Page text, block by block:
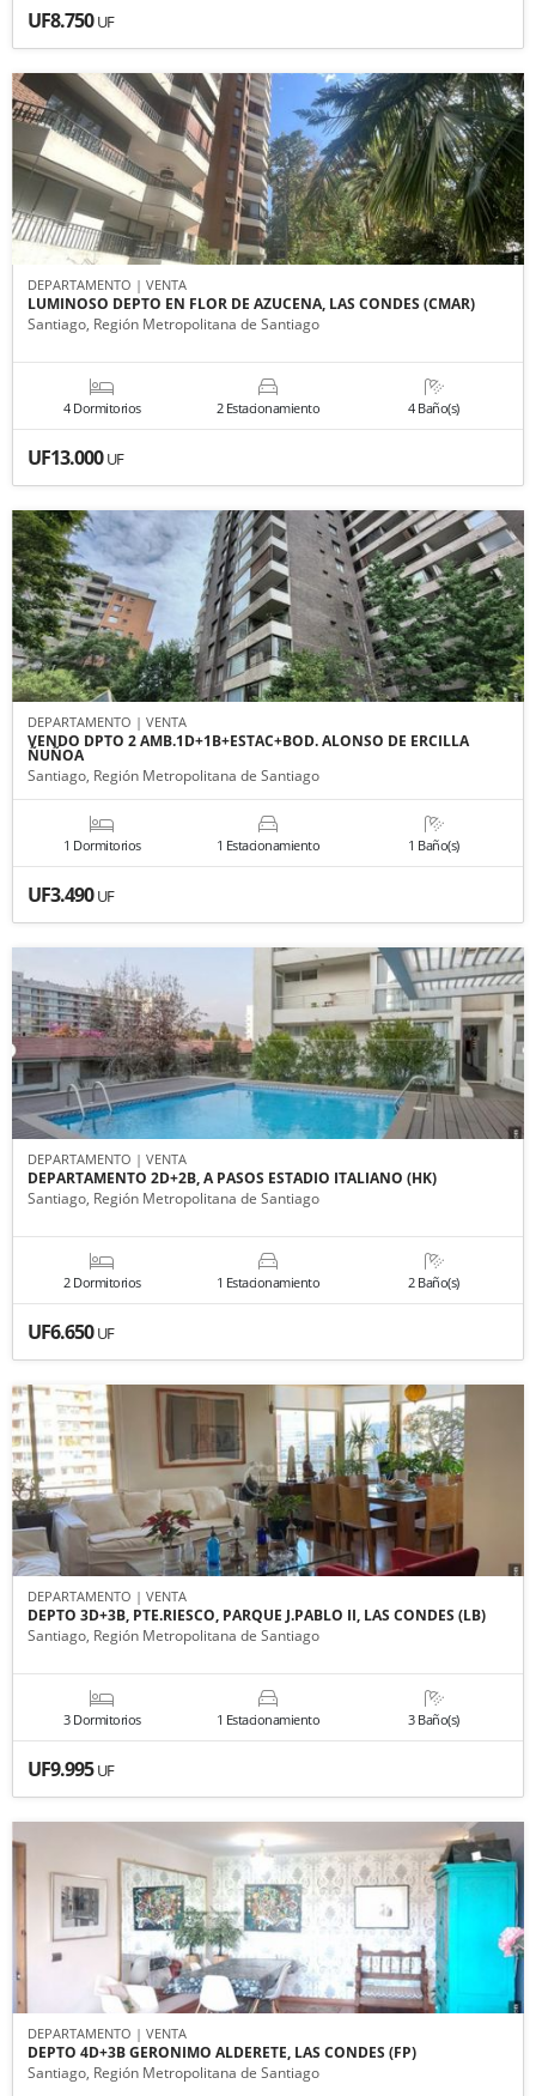
UF8.750UF
DEPARTAMENTO | VENTA
LUMINOSO DEPTO EN FLOR DE AZUCENA, LAS CONDES (CMAR)
Santiago, Región Metropolitana de Santiago
4 Dormitorios 2 Estacionamiento 4 Baño(s)
UF13.000UF
DEPARTAMENTO | VENTA
VENDO DPTO 2 AMB.1D+1B+ESTAC+BOD. ALONSO DE ERCILLA
ÑUÑOA
Santiago, Región Metropolitana de Santiago
1 Dormitorios 1 Estacionamiento 1 Baño(s)
UF3.490UF
DEPARTAMENTO | VENTA
DEPARTAMENTO 2D+2B, A PASOS ESTADIO ITALIANO (HK)
Santiago, Región Metropolitana de Santiago
2 Dormitorios 1 Estacionamiento 2 Baño(s)
UF6.650UF
DEPARTAMENTO | VENTA
DEPTO 3D+3B, PTE.RIESCO, PARQUE J.PABLO II, LAS CONDES (LB)
Santiago, Región Metropolitana de Santiago
3 Dormitorios 1 Estacionamiento 3 Baño(s)
UF9.995UF
DEPARTAMENTO | VENTA
DEPTO 4D+3B GERONIMO ALDERETE, LAS CONDES (FP)
Santiago, Región Metropolitana de Santiago